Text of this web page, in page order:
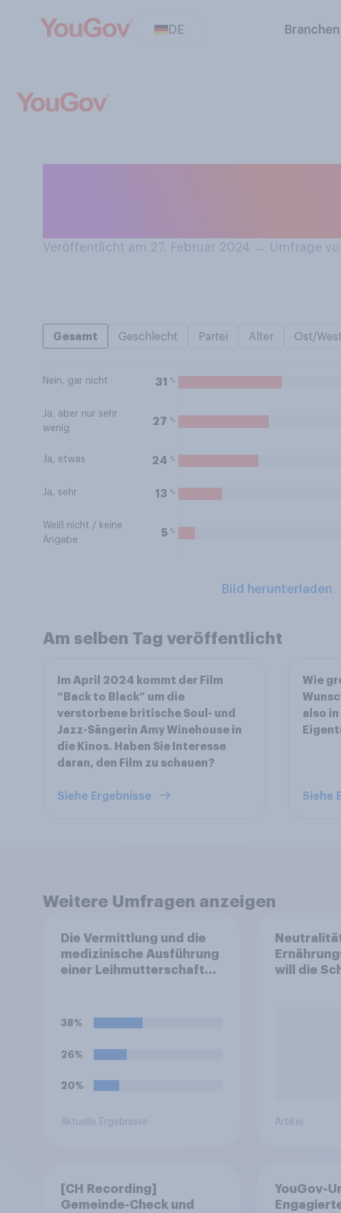
DE Branchen
Veröffentlicht am 27. Februar 2024 → Umfrage
Gesamt Geschlecht Partei Alter Ost/West
Nein, gar nicht 31 %
Ja, aber nur sehr
wenig
27 %
Ja, etwas 24 %
Ja, sehr 13 %
Weiß nicht / keine
Angabe
5 %
Bild herunterladen
Am selben Tag veröffentlicht
Im April 2024 kommt der Film
“Back to Black” um die
verstorbene britische Soul- und
Jazz-Sängerin Amy Winehouse in
die Kinos. Haben Sie Interesse
daran, den Film zu schauen?
Siehe Ergebnisse
Wie
also in
Siehe
Weitere Umfragen anzeigen
Die Vermittlung und die
medizinische Ausführung
einer Leihmutterschaft
anderen Ländern
zu diesem Verbot?
38%
26%
20%
Aktuelle Ergebnisse
will die
Artikel
[CH Recording]
Gemeinde-Check und
YouGov-